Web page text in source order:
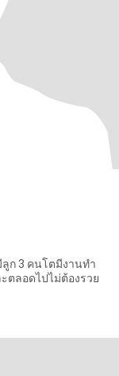
ก 3 คนโตมีงานทำ
ตลอดไปไม่ต้องรวย